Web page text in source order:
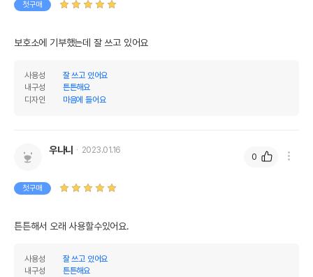
첫구매
보호소에 기부했는데 잘 쓰고 있어요
사용성
잘 쓰고 있어요
내구성
튼튼해요
디자인
마음에 들어요
우나니 2023.01.16
첫구매
튼튼해서 오래 사용할수있어요.
사용성
잘 쓰고 있어요
내구성
튼튼해요
0